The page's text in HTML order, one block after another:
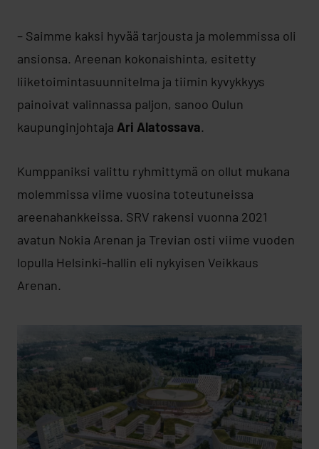
– Saimme kaksi hyvää tarjousta ja molemmissa oli
ansionsa. Areenan kokonaishinta, esitetty
liiketoimintasuunnitelma ja tiimin kyvykkyys
painoivat valinnassa paljon, sanoo Oulun
kaupunginjohtaja Ari Alatossava.
Kumppaniksi valittu ryhmittymä on ollut mukana
molemmissa viime vuosina toteutuneissa
areenahankkeissa. SRV rakensi vuonna 2021
avatun Nokia Arenan ja Trevian osti viime vuoden
lopulla Helsinki-hallin eli nykyisen Veikkaus
Arenan.